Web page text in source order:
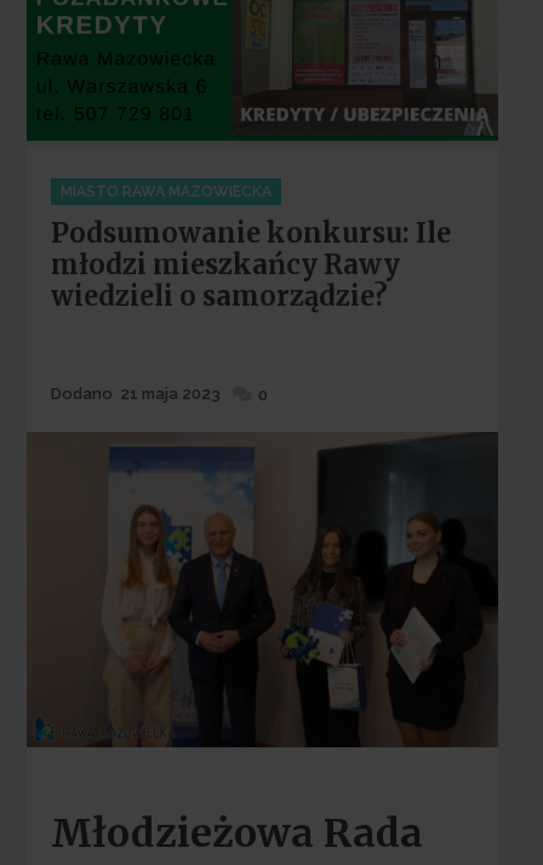
Categories
MIASTO RAWA MAZOWIECKA
Podsumowanie konkursu: Ile
młodzi mieszkańcy Rawy
wiedzieli o samorządzie?
Dodane
Dodano 21 maja 2023 0
Młodzieżowa Rada